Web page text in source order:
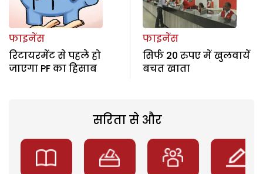
फाइनेंस
रिटायरमेंट से पहले हो
जाएगा PF का हिसाब
फाइनेंस
सिर्फ 20 रुपए में खुलवायें
बचत खाता
सरिता से और